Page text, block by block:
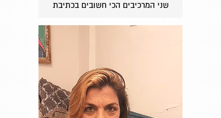
שני המרכיבים הכי חשובים בכתיבת